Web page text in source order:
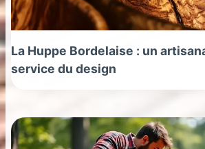
La Huppe Bordelaise : un
service du design